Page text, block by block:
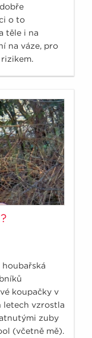
o to
těle i na
na váze, pro
koupačky v
letech vzrostla
zuby
(včetně mě).